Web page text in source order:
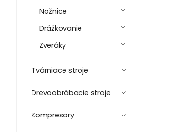
Nožnice
Drážkovanie
Zveráky
Tvárniace stroje
Drevoobrábacie stroje
Kompresory